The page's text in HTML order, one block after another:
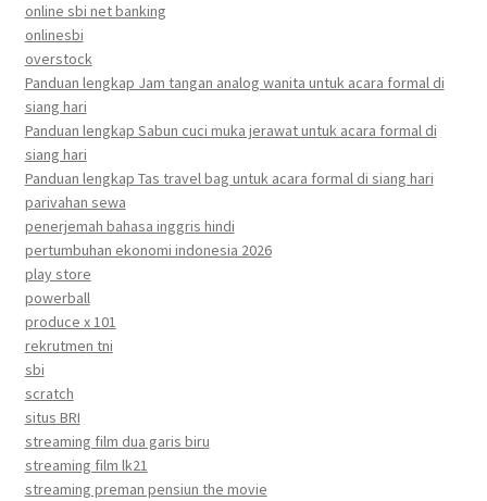
online sbi net banking
onlinesbi
overstock
Panduan lengkap Jam tangan analog wanita untuk acara formal di
siang hari
Panduan lengkap Sabun cuci muka jerawat untuk acara formal di
siang hari
Panduan lengkap Tas travel bag untuk acara formal di siang hari
parivahan sewa
penerjemah bahasa inggris hindi
pertumbuhan ekonomi indonesia 2026
play store
powerball
produce x 101
rekrutmen tni
sbi
scratch
situs BRI
streaming film dua garis biru
streaming film lk21
streaming preman pensiun the movie